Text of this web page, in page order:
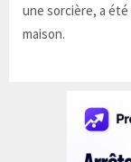
une sorcière, a
maison.